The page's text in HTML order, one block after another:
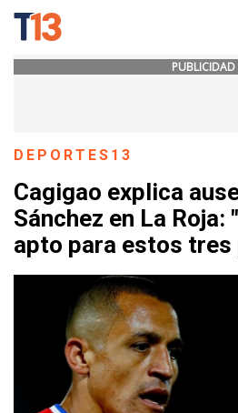
PUBLICIDAD
DEPORTES13
Cagigao explica
Sánchez en La Roja:
apto para estos